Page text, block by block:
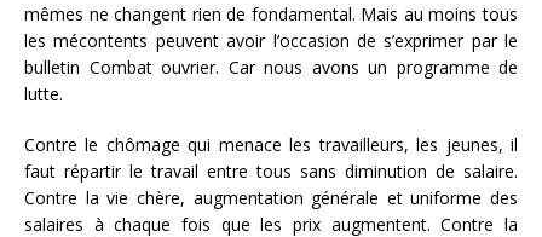
mêmes ne changent rien de fondamental. Mais au moins tous
les mécontents peuvent avoir l’occasion de s’exprimer par le
bulletin Combat ouvrier. Car nous avons un programme de
lutte.
Contre le chômage qui menace les travailleurs, les jeunes, il
faut répartir le travail entre tous sans diminution de salaire.
Contre la vie chère, augmentation générale et uniforme des
salaires à chaque fois que les prix augmentent. Contre la